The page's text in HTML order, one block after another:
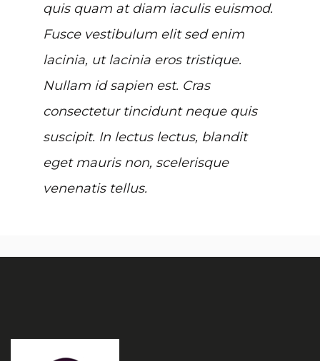
quis quam at diam iaculis euismod.
Fusce vestibulum elit sed enim
lacinia, ut lacinia eros tristique.
Nullam id sapien est. Cras
consectetur tincidunt neque quis
suscipit. In lectus lectus, blandit
eget mauris non, scelerisque
venenatis tellus.